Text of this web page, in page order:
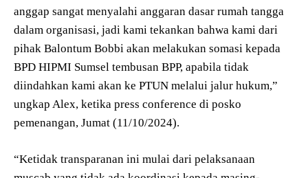
anggap sangat menyalahi anggaran dasar rumah tangga
dalam organisasi, jadi kami tekankan bahwa kami dari
pihak Balontum Bobbi akan melakukan somasi kepada
BPD HIPMI Sumsel tembusan BPP, apabila tidak
diindahkan kami akan ke PTUN melalui jalur hukum,”
ungkap Alex, ketika press conference di posko
pemenangan, Jumat (11/10/2024).
“Ketidak transparanan ini mulai dari pelaksanaan